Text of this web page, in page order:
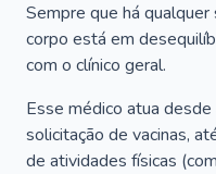
Sempre que há
corpo está em
com o clínico geral.
Esse médico atua
solicitação de vacinas,
de atividades físicas